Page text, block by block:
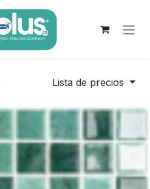
Lista de precios